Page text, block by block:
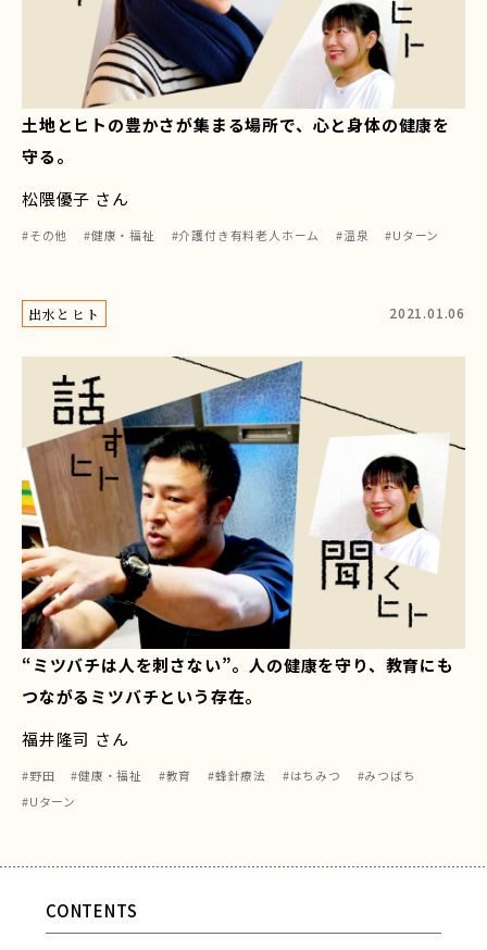
土地とヒトの豊かさが集まる場所で、心と身体の健康を
守る。
松隈優子 さん
#その他 #健康・福祉 #介護付き有料老人ホーム #温泉 #Uターン
出水とヒト 2021.01.06
“ミツバチは人を刺さない”。人の健康を守り、教育にも
つながるミツバチという存在。
福井隆司 さん
#野田 #健康・福祉 #教育 #蜂針療法 #はちみつ
#みつばち
#Uターン
CONTENTS